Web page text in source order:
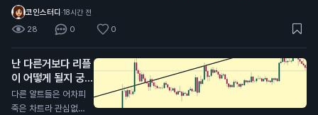
산모양 비슷하다고 저
기서 지지해주고 올라
갈거라고 단순하게 생
각하네 이걸 또 좋아
요를 누른애들이 많다
는게 함정
코인스터디 ·18시간 전
28 0 0
난 다른거보다 리플
이 어떻게 될지 궁금
함
N
다른 알트들은 어차피
죽은 차트라 관심없